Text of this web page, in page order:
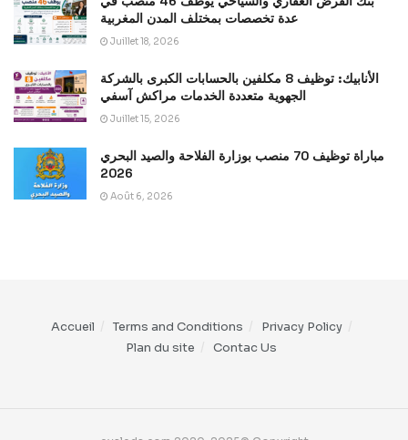
عدة تخصصات بمختلف المدن المغربية
Juillet 18, 2026
الأنابيك: توظيف 8 مكلفين بالحسابات الكبرى بالشركة
الجهوية متعددة الخدمات مراكش آسفي
Juillet 15, 2026
مباراة توظيف 70 منصب بوزارة الفلاحة والصيد البحري
2026
Août 6, 2026
Accueil Terms and Conditions
Privacy Policy
Plan du site
Contac Us